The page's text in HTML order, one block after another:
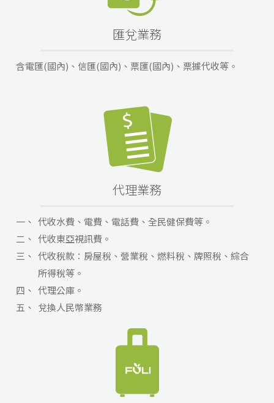
匯兌業務
含電匯(國內)、信匯(國內)、票匯(國內)、票據代收等。
代理業務
一、 代收水費、電費、電話費、全民健保費等。
二、 代收東亞視訊費。
三、 代收稅款：房屋稅、營業稅、燃料稅、牌照稅、綜合
所得稅等。
四、 代理公庫。
五、 兌換人民幣業務